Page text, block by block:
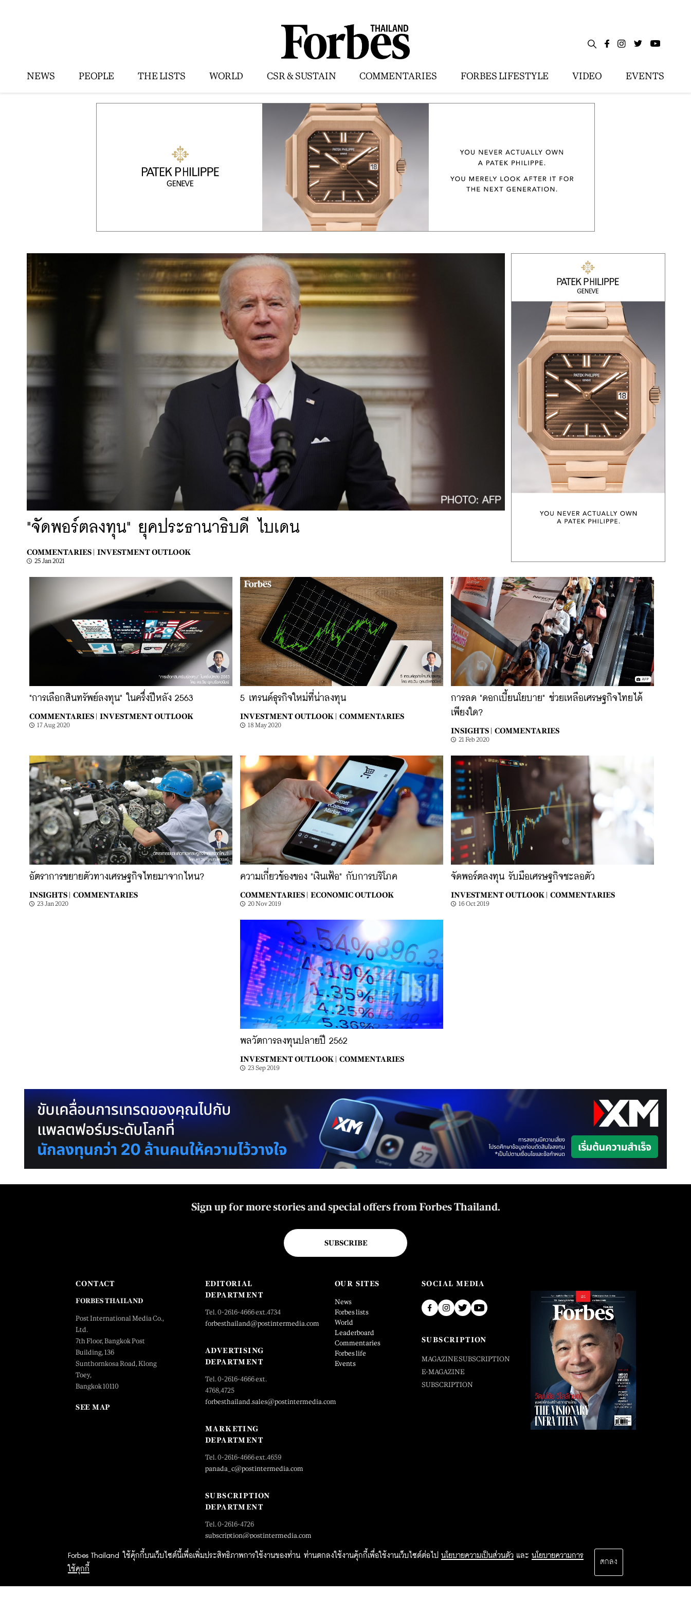
NEWS PEOPLE THE LISTS WORLD CSR & SUSTAIN COMMENTARIES FORBES LIFESTYLE VIDEO EVENTS
"จัดพอร์ตลงทุน" ยุคประธานาธิบดี ไบเดน
COMMENTARIES | INVESTMENT OUTLOOK
25 Jan 2021
"การเลือกสินทรัพย์ลงทุน" ในครึ่งปีหลัง 2563
COMMENTARIES | INVESTMENT OUTLOOK
17 Aug 2020
5 เทรนด์ธุรกิจใหม่ที่น่าลงทุน
INVESTMENT OUTLOOK | COMMENTARIES
18 May 2020
การลด "ดอกเบี้ยนโยบาย" ช่วยเหลือเศรษฐกิจไทยได้
เพียงใด?
INSIGHTS | COMMENTARIES
21 Feb 2020
อัตราการขยายตัวทางเศรษฐกิจไทยมาจากไหน?
INSIGHTS | COMMENTARIES
23 Jan 2020
ความเกี่ยวข้องของ "เงินเฟ้อ" กับการบริโภค
COMMENTARIES | ECONOMIC OUTLOOK
20 Nov 2019
จัดพอร์ตลงทุน รับมือเศรษฐกิจชะลอตัว
INVESTMENT OUTLOOK | COMMENTARIES
16 Oct 2019
พลวัตการลงทุนปลายปี 2562
INVESTMENT OUTLOOK | COMMENTARIES
23 Sep 2019
Forbes Thailand ใช้คุ้กกี้บนเว็บไซต์นี้เพื่อเพิ่มประสิทธิภาพการใช้งานของท่าน ท่านตกลงใช้งานคุ้กกี้เพื่อใช้งานเว็บไซต์ต่อไป นโยบายความเป็นส่วนตัว และ นโยบายความการ
ใช้คุกกี้
ตกลง
Sign up for more stories and special offers from Forbes Thailand.
SUBSCRIBE
CONTACT
FORBES THAILAND
Post International Media Co.,
Ltd.
7th Floor, Bangkok Post
Building, 136
Sunthornkosa Road, Klong
Toey,
Bangkok 10110
SEE MAP
EDITORIAL
DEPARTMENT
Tel. 0-2616-4666 ext.4734
forbesthailand@postintermedia.com
ADVERTISING
DEPARTMENT
Tel. 0-2616-4666 ext.
4768,4725
forbesthailand.sales@postintermedia.com
MARKETING
DEPARTMENT
Tel. 0-2616-4666 ext.4659
panada_c@postintermedia.com
SUBSCRIPTION
DEPARTMENT
Tel. 0-2616-4726
subscription@postintermedia.com
OUR SITES
News
Forbes lists
World
Leaderboard
Commentaries
Forbes life
Events
SOCIAL MEDIA
SUBSCRIPTION
MAGAZINE SUBSCRIPTION
E-MAGAZINE
SUBSCRIPTION